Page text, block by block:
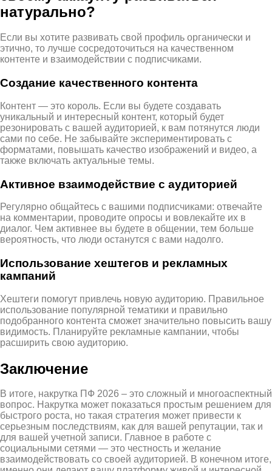
натурально?
Если вы хотите развивать свой профиль органически и
этично, то лучше сосредоточиться на качественном
контенте и взаимодействии с подписчиками.
Создание качественного контента
Контент — это король. Если вы будете создавать
уникальный и интересный контент, который будет
резонировать с вашей аудиторией, к вам потянутся люди
сами по себе. Не забывайте экспериментировать с
форматами, повышать качество изображений и видео, а
также включать актуальные темы.
Активное взаимодействие с аудиторией
Регулярно общайтесь с вашими подписчиками: отвечайте
на комментарии, проводите опросы и вовлекайте их в
диалог. Чем активнее вы будете в общении, тем больше
вероятность, что люди останутся с вами надолго.
Использование хештегов и рекламных
кампаний
Хештеги помогут привлечь новую аудиторию. Правильное
использование популярной тематики и правильно
подобранного контента сможет значительно повысить вашу
видимость. Планируйте рекламные кампании, чтобы
расширить свою аудиторию.
Заключение
В итоге, накрутка ПФ 2026 – это сложный и многоаспектный
вопрос. Накрутка может показаться простым решением для
быстрого роста, но такая стратегия может привести к
серьезным последствиям, как для вашей репутации, так и
для вашей учетной записи. Главное в работе с
социальными сетями — это честность и желание
взаимодействовать со своей аудиторией. В конечном итоге,